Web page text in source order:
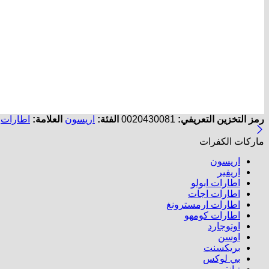
رمز التخزين التعريفي: 0020430081 الفئة: اريسون العلامة: اطارات
ماركات الكفرات
اريسون
اريفير
اطارات ابولو
اطارات اجات
اطارات ارمسترونغ
اطارات كومهو​
اوتوجارد
اوسن
بريكسنت
بي لوكس